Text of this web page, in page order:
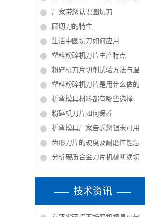
厂家带您认识圆切刀
圆切刀的特性
生活中圆切刀如何应用
塑料粉碎机刀片生产特点
粉碎机刀片切削试验方法与温
塑料粉碎机刀片是用什么做的
折弯模具材料都有哪些选择
粉碎机刀片如何保养
折弯模具厂家告诉您锯末可用
齿形刀片的硬度及耐磨性能怎
分析硬质合金刀片机械断续切
技术资讯